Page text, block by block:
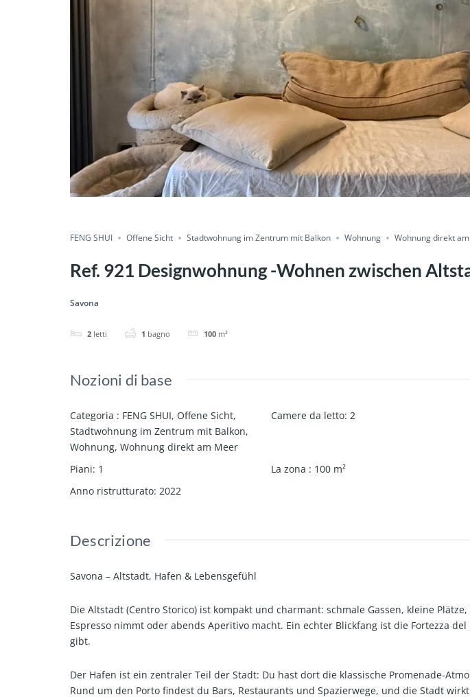
FENG SHUI Offene Sicht Stadtwohnung im Zentrum mit Balkon Wohnung Wohnung direkt
Ref. 921 Designwohnung -Wohnen zwischen
Savona
2 letti 1 bagno 100 m²
Nozioni di base
Categoria : FENG SHUI, Offene Sicht,
Stadtwohnung im Zentrum mit Balkon,
Wohnung, Wohnung direkt am Meer
Camere da letto: 2
Piani: 1 La zona : 100 m²
Anno ristrutturato: 2022
Descrizione
Savona – Altstadt, Hafen & Lebensgefühl
Die Altstadt (Centro Storico) ist kompakt und charmant: schmale Gassen, kleine
Espresso nimmt oder abends Aperitivo macht. Ein echter Blickfang ist die Fortezza
gibt.
Der Hafen ist ein zentraler Teil der Stadt: Du hast dort die klassische Promenade-
Rund um den Porto findest du Bars, Restaurants und Spazierwege, und die Stadt